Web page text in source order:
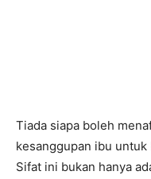
Tiada siapa boleh
kesanggupan ibu
Sifat ini bukan hanya